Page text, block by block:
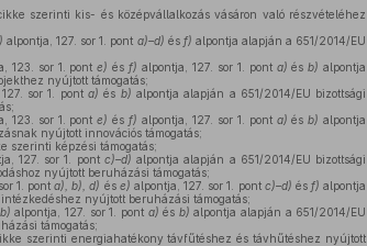
szerinti kis- és középvállalkozás vásáron való részvételéhez
alpontja, 127. sor 1. pont a)–d) és f) alpontja alapján a 651/2014/EU
123. sor 1. ponte) ésf) alpontja, 127. sor 1. pont a) ésb) alpontja
nyújtott támogatás;
sor 1. ponta) és b) alpontja alapján a 651/2014/EU bizottsági
123. sor 1. ponte) ésf) alpontja, 127. sor 1. pont a) ésb) alpontja
nyújtott innovációs támogatás;
szerinti képzési támogatás;
127. sor 1. pont c)–d) alpontja alapján a 651/2014/EU bizottsági
nyújtott beruházási támogatás;
1. ponta), b), d) és e) alpontja, 127. sor 1. pont c)–d) ésf) alpontja
nyújtott beruházási támogatás;
b) alpontja, 127. sor 1. pont a) és b) alpontja alapján a 651/2014/EU
támogatás;
szerinti energiahatékony távfűtéshez és távhűtéshez nyújtott